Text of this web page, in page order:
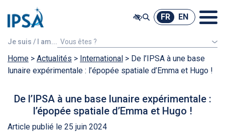
@ -0,0 +1,7 @@
FR EN
Je suis / I am... Vous êtes ?
Un étudiant étranger
Home > Actualités > International > De l’IPSA à une base
lunaire expérimentale : l’épopée spatiale d’Emma et Hugo !
De l’IPSA à une base lunaire expérimentale :
l’épopée spatiale d’Emma et Hugo !
Article publié le 25 juin 2024